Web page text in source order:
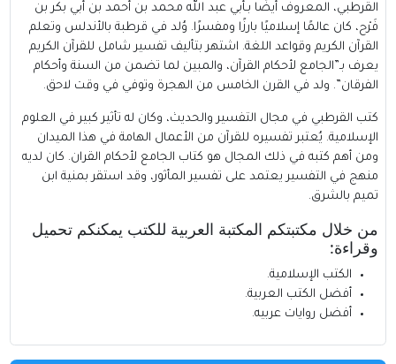
القرطبي، المعروف أيضًا بـأبي عبد الله محمد بن أحمد بن أبي بكر بن
فَرْح، كان عالمًا إسلاميًا بارزًا ومفسرًا. وُلد في قرطبة بالأندلس وتعلم
القرآن الكريم وقواعد اللغة. اشتهر بتأليف تفسير شامل للقرآن الكريم
يعرف بـ”الجامع لأحكام القرآن، والمبين لما تضمن من السنة وأحكام
الفرقان”. ولد في القرن الخامس من الهجرة وتوفي في وقت لاحق.
كتب القرطبي في مجال التفسير والحديث، وكان له تأثير كبير في العلوم
الإسلامية. يُعتبر تفسيره للقرآن من الأعمال الهامة في هذا الميدان
ومن أهم كتبه في ذلك المجال هو كتاب الجامع لأحكام القران. كان لديه
منهج في التفسير يعتمد على تفسير المأثور، وقد استقر بمنية ابن
تميم بالشرق.
من خلال مكتبتكم المكتبة العربية للكتب يمكنكم تحميل
وقراءة:
الكتب الإسلامية.
أفضل الكتب العربية.
أفضل روايات عربيه.